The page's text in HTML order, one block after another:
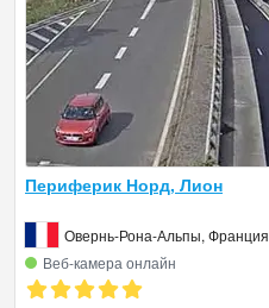
Периферик Норд, Лион
Овернь-Рона-Альпы, Франция
Веб‑камера онлайн